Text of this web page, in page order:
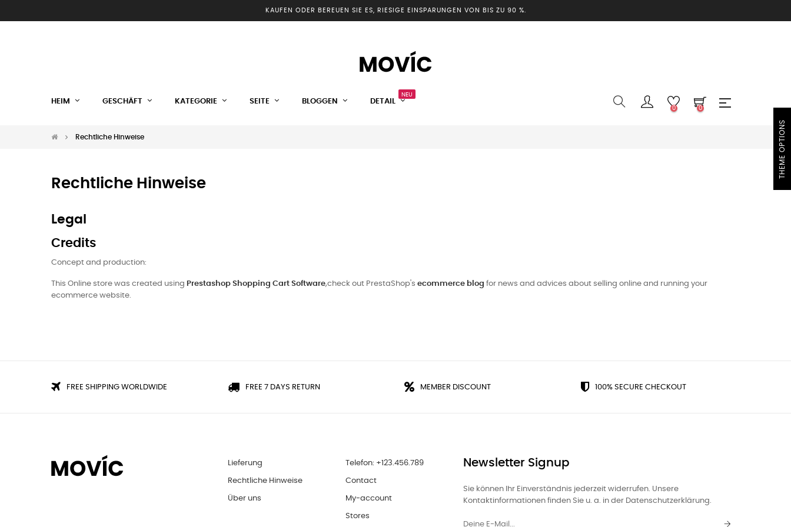
KAUFEN ODER BEREUEN SIE ES, RIESIGE EINSPARUNGEN VON BIS ZU 90 %.
HEIM GESCHÄFT KATEGORIE SEITE BLOGGEN DETAIL
NEU
0 0
Rechtliche Hinweise
Rechtliche Hinweise
Legal
Credits
Concept and production:
This Online store was created using Prestashop Shopping Cart Software,check out PrestaShop's ecommerce blog for news and advices about selling online and running your
ecommerce website.
FREE SHIPPING WORLDWIDE FREE 7 DAYS RETURN MEMBER DISCOUNT 100% SECURE CHECKOUT
Lieferung
Rechtliche Hinweise
Über uns
Telefon: +123.456.789
Contact
My-account
Stores
Newsletter Signup
Sie können Ihr Einverständnis jederzeit widerrufen. Unsere
Kontaktinformationen finden Sie u. a. in der Datenschutzerklärung.
THEME OPTIONS